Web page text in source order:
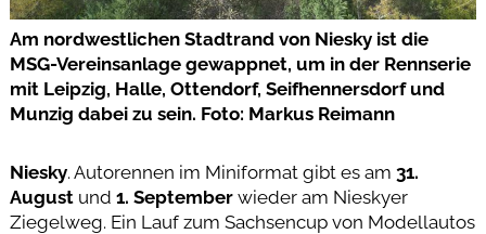
Am nordwestlichen Stadtrand von Niesky ist die
MSG-Vereinsanlage gewappnet, um in der Rennserie
mit Leipzig, Halle, Ottendorf, Seifhennersdorf und
Munzig dabei zu sein. Foto: Markus Reimann
Niesky. Autorennen im Miniformat gibt es am 31.
Augustund 1. Septemberwieder am Nieskyer
Ziegelweg. Ein Lauf zum Sachsencup von Modellautos